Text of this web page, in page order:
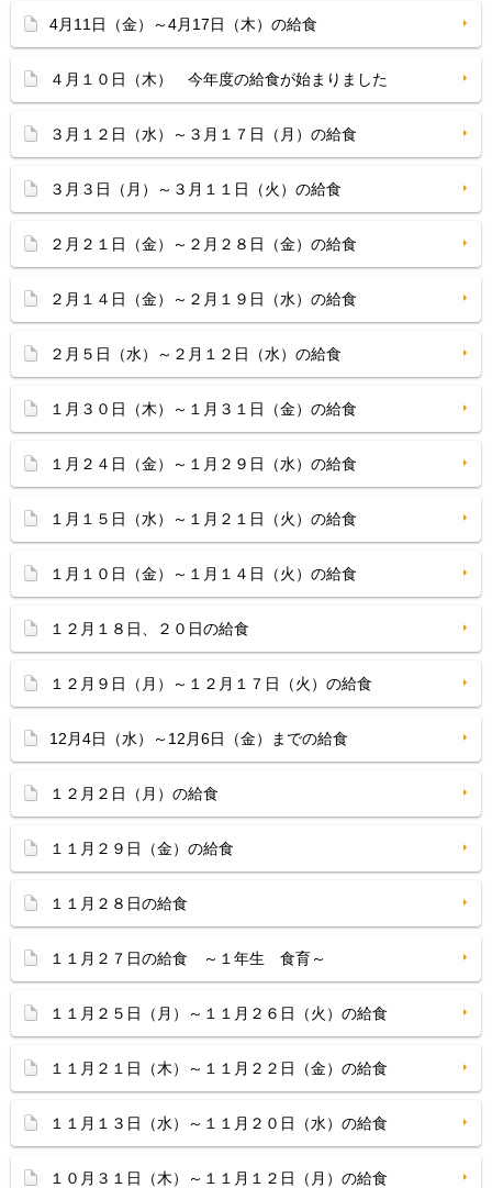
4月11日（金）～4月17日（木）の給食
４月１０日（木） 今年度の給食が始まりました
３月１２日（水）～３月１７日（月）の給食
３月３日（月）～３月１１日（火）の給食
２月２１日（金）～２月２８日（金）の給食
２月１４日（金）～２月１９日（水）の給食
２月５日（水）～２月１２日（水）の給食
１月３０日（木）～１月３１日（金）の給食
１月２４日（金）～１月２９日（水）の給食
１月１５日（水）～１月２１日（火）の給食
１月１０日（金）～１月１４日（火）の給食
１２月１８日、２０日の給食
１２月９日（月）～１２月１７日（火）の給食
12月4日（水）～12月6日（金）までの給食
１２月２日（月）の給食
１１月２９日（金）の給食
１１月２８日の給食
１１月２７日の給食 ～１年生 食育～
１１月２５日（月）～１１月２６日（火）の給食
１１月２１日（木）～１１月２２日（金）の給食
１１月１３日（水）～１１月２０日（水）の給食
１０月３１日（木）～１１月１２日（月）の給食